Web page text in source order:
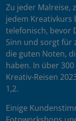
Zu jeder Malreise,
jedem Kreativkurs
telefonisch, bevor
Sinn und sorgt für
die guten Noten,
haben. In über
Kreativ-Reisen
1,2.
Einige